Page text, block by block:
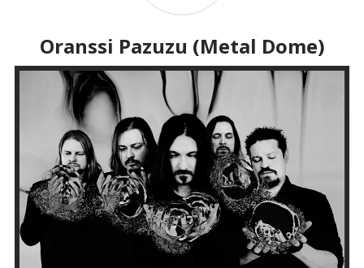
Oranssi Pazuzu (Metal Dome)